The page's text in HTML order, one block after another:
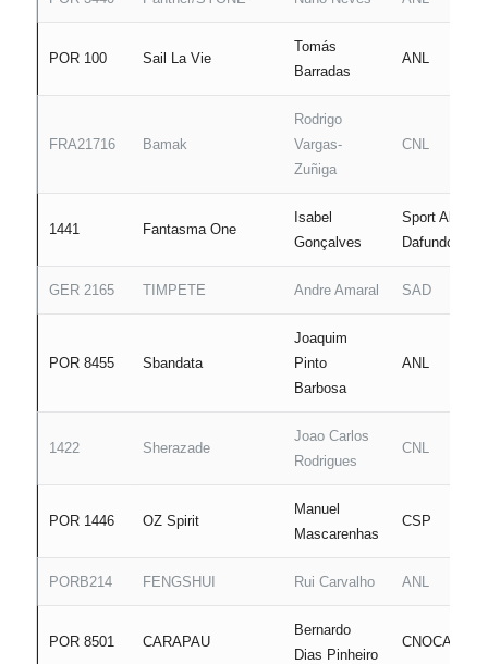
POR 100 Sail La Vie
Tomás
Barradas
ANL
FRA21716 Bamak
Rodrigo
Vargas-
Zuñiga
CNL
1441 Fantasma One
Isabel
Gonçalves
Sport Algés e
Dafundo
GER 2165 TIMPETE Andre Amaral SAD
POR 8455 Sbandata
Joaquim
Pinto
Barbosa
ANL
1422 Sherazade
Joao Carlos
Rodrigues
CNL
POR 1446 OZ Spirit
Manuel
Mascarenhas
CSP
PORB214 FENGSHUI Rui Carvalho ANL
POR 8501 CARAPAU
Bernardo
Dias Pinheiro
CNOCA